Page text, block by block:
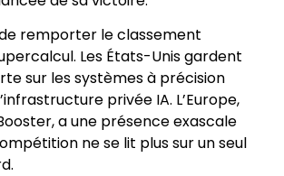
remporter le classement
Les États-Unis gardent
sur les systèmes à précision
privée IA. L’Europe,
a une présence exascale
ne se lit plus sur un seul